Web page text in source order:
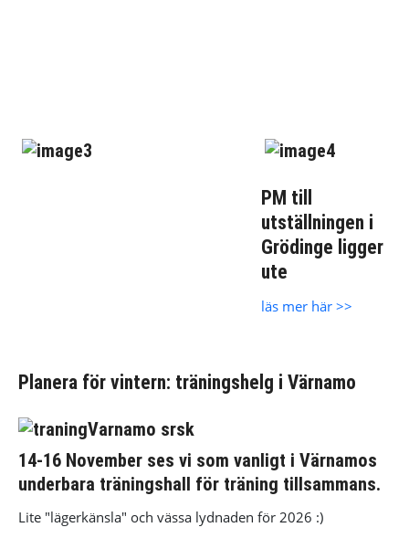
PM till
utställningen i
Grödinge ligger
ute
läs mer här >>
Planera för vintern: träningshelg i Värnamo
14-16 November ses vi som vanligt i Värnamos
underbara träningshall för träning tillsammans.
Lite "lägerkänsla" och vässa lydnaden för 2026 :)